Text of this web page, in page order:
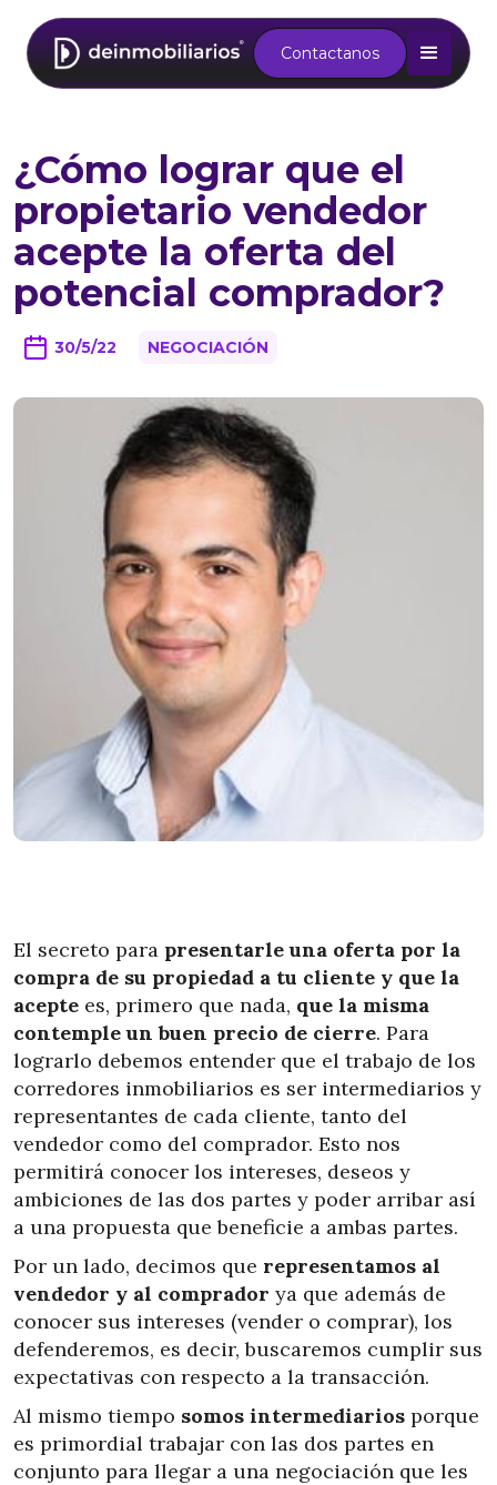
¿Cómo lograr que el
propietario vendedor
acepte la oferta del
potencial comprador?
30/5/22 NEGOCIACIÓN
Contactanos
El secreto para presentarle una oferta por la
compra de su propiedad a tu cliente y que la
acepte es, primero que nada, que la misma
contemple un buen precio de cierre. Para
lograrlo debemos entender que el trabajo de los
corredores inmobiliarios es ser intermediarios y
representantes de cada cliente, tanto del
vendedor como del comprador. Esto nos
permitirá conocer los intereses, deseos y
ambiciones de las dos partes y poder arribar así
a una propuesta que beneficie a ambas partes.
Por un lado, decimos que representamos al
vendedor y al comprador ya que además de
conocer sus intereses (vender o comprar), los
defenderemos, es decir, buscaremos cumplir sus
expectativas con respecto a la transacción.
Al mismo tiempo somos intermediarios porque
es primordial trabajar con las dos partes en
conjunto para llegar a una negociación que les